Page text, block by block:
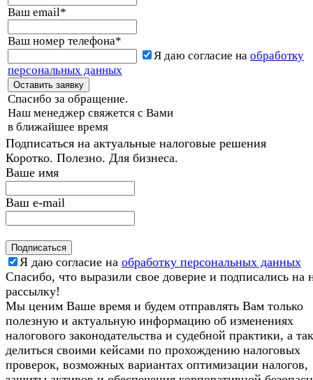
Ваш email*
Ваш номер телефона*
Я даю согласие на обработку
персональных данных
Спасибо за обращение.
Наш менеджер свяжется с Вами
в ближайшее время
Подписаться на актуальные налоговые решения
Коротко. Полезно. Для бизнеса.
Ваше имя
Ваш e-mail
Я даю согласие на обработку персональных данных
Спасибо, что выразили свое доверие и подписались на
рассылку!
Мы ценим Ваше время и будем отправлять Вам только
полезную и актуальную информацию об изменениях
налогового законодательства и судебной практики, а
делиться своими кейсами по прохождению налоговых
проверок, возможных вариантах оптимизации налогов,